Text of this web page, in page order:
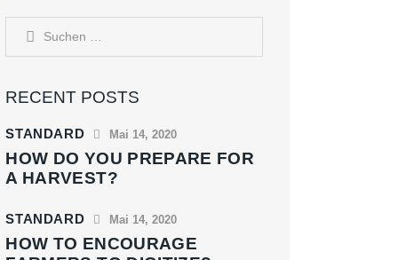
RECENT POSTS
STANDARD Mai 14, 2020
HOW DO YOU PREPARE FOR
A HARVEST?
STANDARD Mai 14, 2020
HOW TO ENCOURAGE